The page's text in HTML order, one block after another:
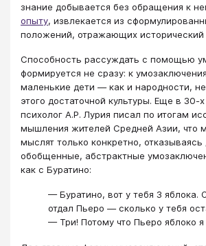
знание добывается без обращения к
опыту, извлекается из
положений, отражающих
Способность рассуждать с помощью
формируется не сразу: к
маленькие дети — как и народности,
этого достаточной культуры. Еще в 30-
психолог А.Р. Лурия писал по итогам
мышления жителей Средней Азии, что
мыслят только конкретно, отказываясь
обобщенные, абстрактные
как с Буратино:
— Буратино, вот у тебя 3 яблока.
отдал Пьеро — сколько у тебя
— Три! Потому что Пьеро яблоко